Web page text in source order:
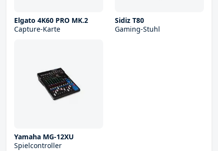
Elgato 4K60 PRO MK.2
Capture-Karte
Sidiz T80
Gaming-Stuhl
Yamaha MG-12XU
Spielcontroller